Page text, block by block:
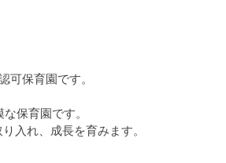
可保育園です。
保育園です。
入れ、成長を育みます。